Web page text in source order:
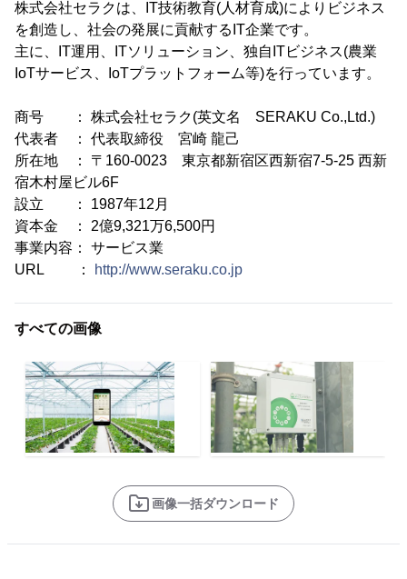
株式会社セラクは、IT技術教育(人材育成)によりビジネス
を創造し、社会の発展に貢献するIT企業です。
主に、IT運用、ITソリューション、独自ITビジネス(農業
IoTサービス、IoTプラットフォーム等)を行っています。
商号 ： 株式会社セラク(英文名 SERAKU Co.,Ltd.)
代表者 ： 代表取締役 宮崎 龍己
所在地 ： 〒160-0023 東京都新宿区西新宿7-5-25 西新
宿木村屋ビル6F
設立 ： 1987年12月
資本金 ： 2億9,321万6,500円
事業内容： サービス業
URL ：
http://www.seraku.co.jp
すべての画像
画像一括ダウンロード